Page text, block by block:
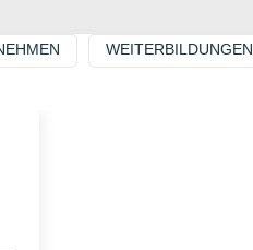
WEITERBILDUNGEN